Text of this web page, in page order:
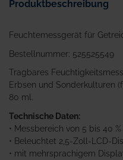
springen
Produktbeschreibung
Feuchtemessgerät für
Bestellnummer: 525525549
Tragbares
Erbsen und Sonderkulturen
80 ml.
Technische Daten:
• Messbereich von 5 bis 40
• Beleuchtet 2,5-Zoll-LCD-
• mit mehrsprachigem